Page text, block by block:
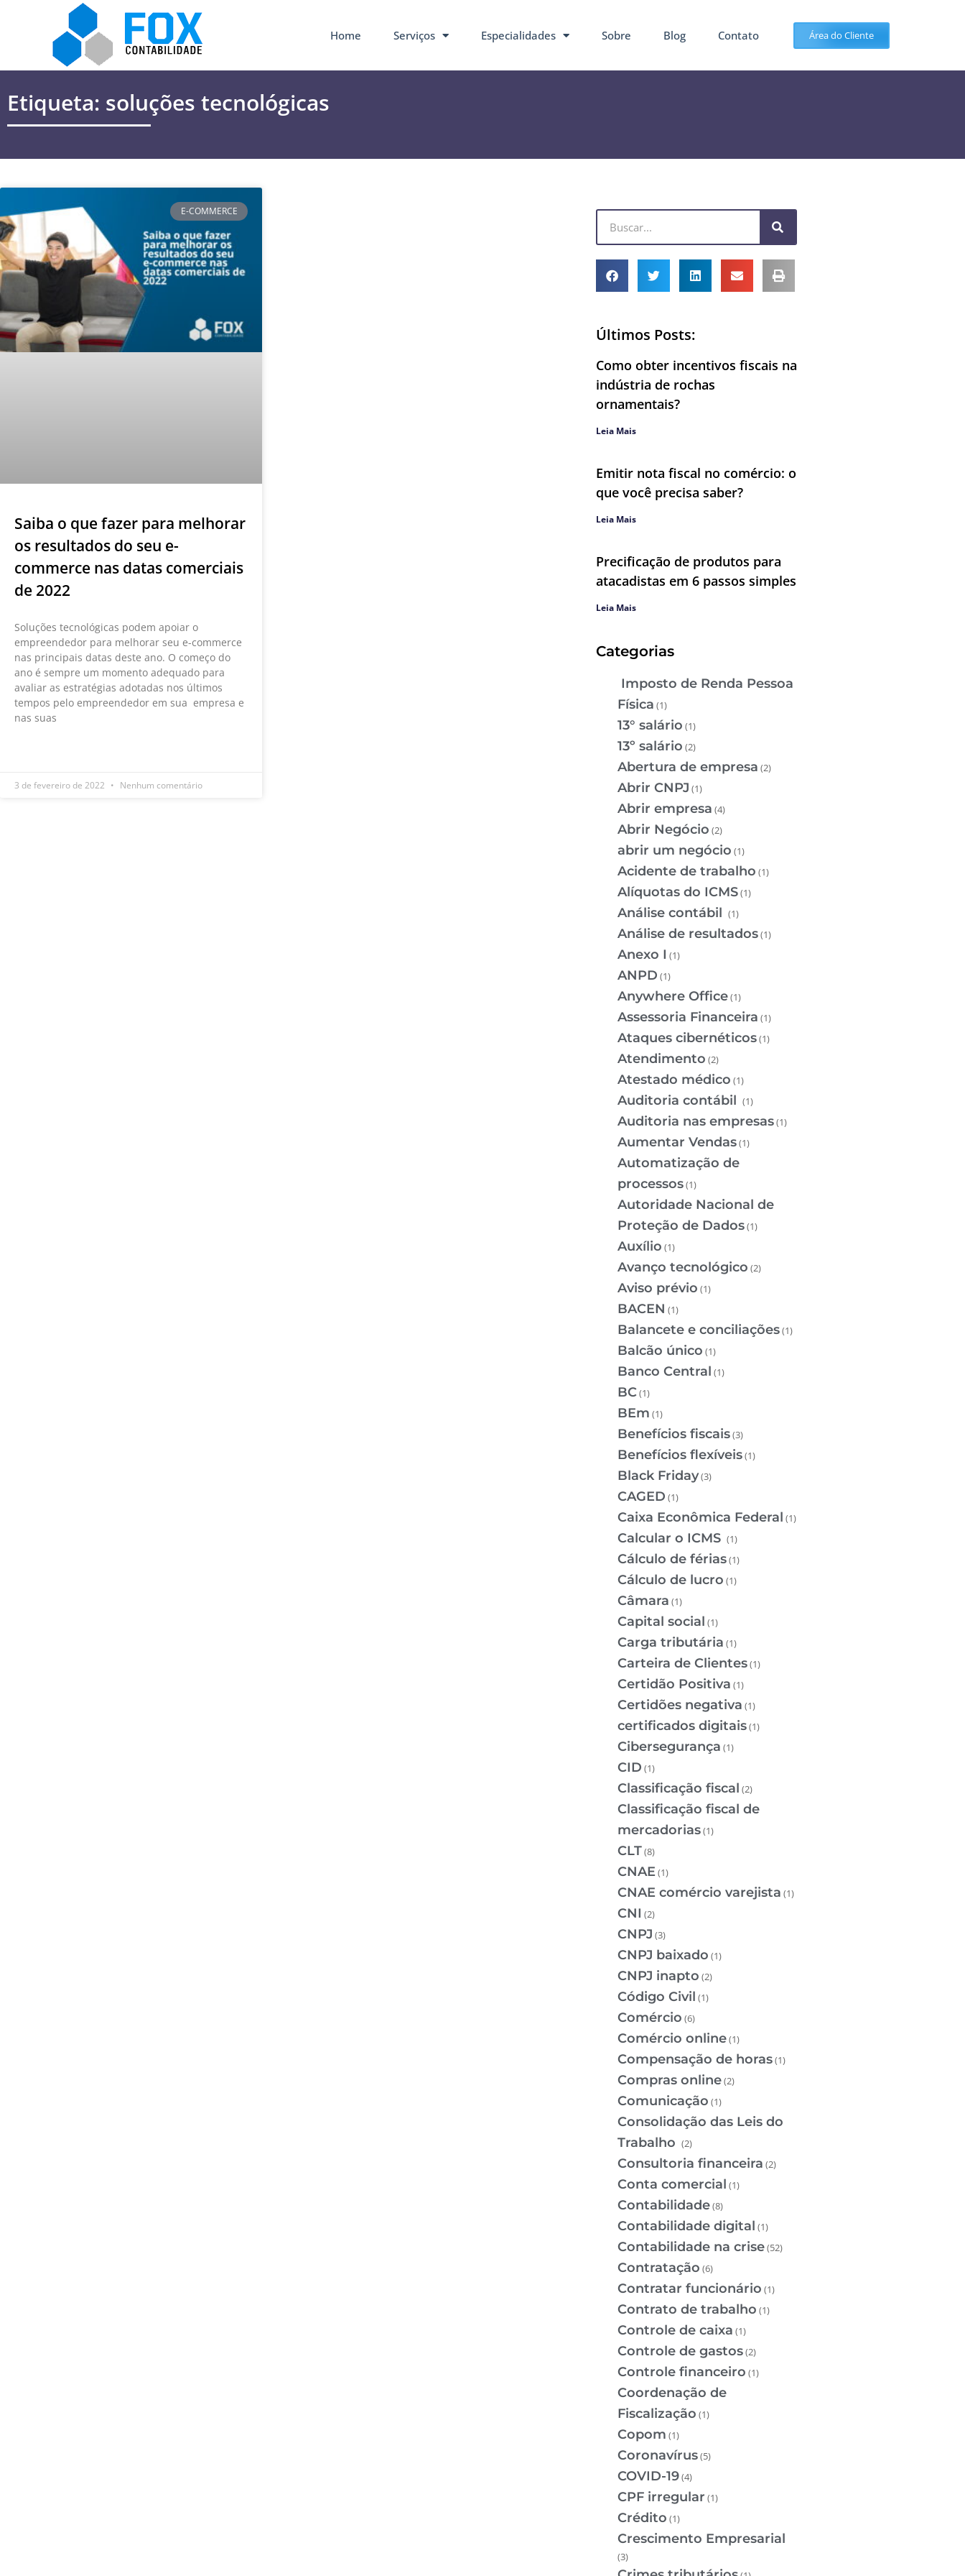
Home Serviços Especialidades Sobre Blog Contato Área do Cliente
Etiqueta: soluções tecnológicas
E-COMMERCE
Saiba o que fazer para melhorar
os resultados do seu e-
commerce nas datas comerciais
de 2022
Soluções tecnológicas podem apoiar o
empreendedor para melhorar seu e-commerce
nas principais datas deste ano. O começo do
ano é sempre um momento adequado para
avaliar as estratégias adotadas nos últimos
tempos pelo empreendedor em sua empresa e
nas suas
3 de fevereiro de 2022 Nenhum comentário
Últimos Posts:
Como obter incentivos fiscais na
indústria de rochas
ornamentais?
Leia Mais
Emitir nota fiscal no comércio: o
que você precisa saber?
Leia Mais
Precificação de produtos para
atacadistas em 6 passos simples
Leia Mais
Categorias
Imposto de Renda Pessoa
Física (1)
13° salário (1)
13º salário (2)
Abertura de empresa (2)
Abrir CNPJ (1)
Abrir empresa (4)
Abrir Negócio (2)
abrir um negócio (1)
Acidente de trabalho (1)
Alíquotas do ICMS(1)
Análise contábil (1)
Análise de resultados(1)
Anexo I (1)
ANPD (1)
Anywhere Office(1)
Assessoria Financeira (1)
Ataques cibernéticos(1)
Atendimento (2)
Atestado médico (1)
Auditoria contábil (1)
Auditoria nas empresas(1)
Aumentar Vendas(1)
Automatização de
processos(1)
Autoridade Nacional de
Proteção de Dados(1)
Auxílio (1)
Avanço tecnológico (2)
Aviso prévio (1)
BACEN (1)
Balancete e conciliações(1)
Balcão único (1)
Banco Central (1)
BC(1)
BEm (1)
Benefícios fiscais(3)
Benefícios flexíveis(1)
Black Friday(3)
CAGED (1)
Caixa Econômica Federal (1)
Calcular o ICMS (1)
Cálculo de férias(1)
Cálculo de lucro (1)
Câmara (1)
Capital social (1)
Carga tributária (1)
Carteira de Clientes(1)
Certidão Positiva (1)
Certidões negativa (1)
certificados digitais(1)
Cibersegurança (1)
CID (1)
Classificação fiscal (2)
Classificação fiscal de
mercadorias(1)
CLT(8)
CNAE(1)
CNAE comércio varejista (1)
CNI (2)
CNPJ (3)
CNPJ baixado (1)
CNPJ inapto (2)
Código Civil (1)
Comércio (6)
Comércio online(1)
Compensação de horas(1)
Compras online(2)
Comunicação (1)
Consolidação das Leis do
Trabalho (2)
Consultoria financeira (2)
Conta comercial (1)
Contabilidade(8)
Contabilidade digital (1)
Contabilidade na crise(52)
Contratação (6)
Contratar funcionário (1)
Contrato de trabalho (1)
Controle de caixa (1)
Controle de gastos(2)
Controle financeiro (1)
Coordenação de
Fiscalização (1)
Copom (1)
Coronavírus(5)
COVID-19(4)
CPF irregular (1)
Crédito (1)
Crescimento Empresarial
(3)